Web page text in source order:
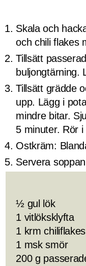
Skala och
och chili flakes
Tillsätt
buljongtärning.
Tillsätt grädde
upp. Lägg i
mindre bitar.
5 minuter. Rör i
Ostkräm:
Servera
½ gul lök
1 vitlöksklyfta
1 krm chiliflakes
1 msk smör
200 g